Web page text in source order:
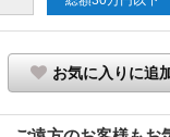
お気に入りに追